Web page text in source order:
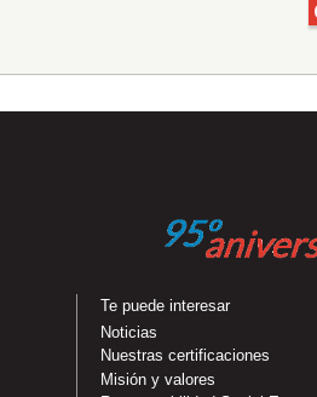
Te puede interesar
Noticias
Nuestras certificaciones
Misión y valores